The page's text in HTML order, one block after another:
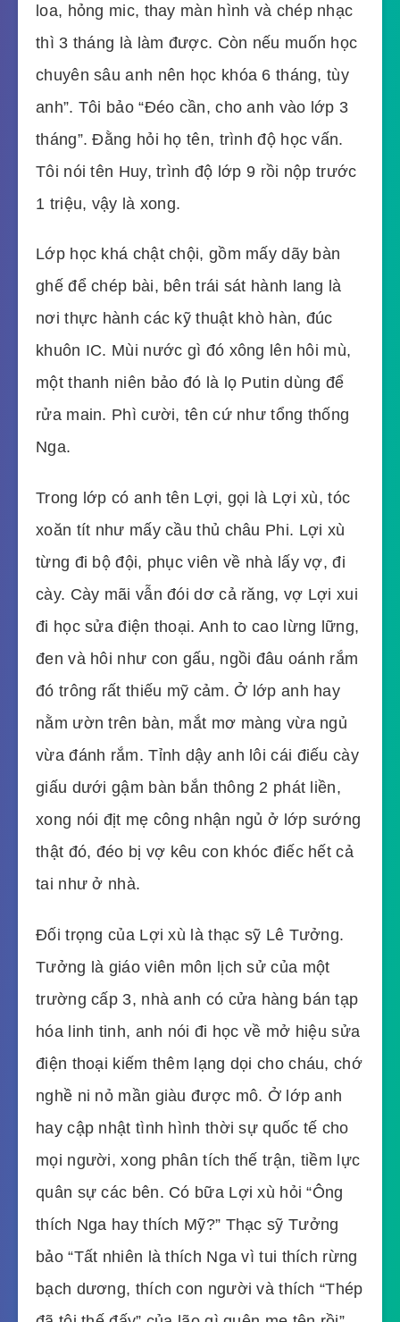
loa, hỏng mic, thay màn hình và chép nhạc
thì 3 tháng là làm được. Còn nếu muốn học
chuyên sâu anh nên học khóa 6 tháng, tùy
anh”. Tôi bảo “Đéo cần, cho anh vào lớp 3
tháng”. Đằng hỏi họ tên, trình độ học vấn.
Tôi nói tên Huy, trình độ lớp 9 rồi nộp trước
1 triệu, vậy là xong.
Lớp học khá chật chội, gồm mấy dãy bàn
ghế để chép bài, bên trái sát hành lang là
nơi thực hành các kỹ thuật khò hàn, đúc
khuôn IC. Mùi nước gì đó xông lên hôi mù,
một thanh niên bảo đó là lọ Putin dùng để
rửa main. Phì cười, tên cứ như tổng thống
Nga.
Trong lớp có anh tên Lợi, gọi là Lợi xù, tóc
xoăn tít như mấy cầu thủ châu Phi. Lợi xù
từng đi bộ đội, phục viên về nhà lấy vợ, đi
cày. Cày mãi vẫn đói dơ cả răng, vợ Lợi xui
đi học sửa điện thoại. Anh to cao lừng lững,
đen và hôi như con gấu, ngồi đâu oánh rắm
đó trông rất thiếu mỹ cảm. Ở lớp anh hay
nằm ườn trên bàn, mắt mơ màng vừa ngủ
vừa đánh rắm. Tỉnh dậy anh lôi cái điếu cày
giấu dưới gậm bàn bắn thông 2 phát liền,
xong nói địt mẹ công nhận ngủ ở lớp sướng
thật đó, đéo bị vợ kêu con khóc điếc hết cả
tai như ở nhà.
Đối trọng của Lợi xù là thạc sỹ Lê Tưởng.
Tưởng là giáo viên môn lịch sử của một
trường cấp 3, nhà anh có cửa hàng bán tạp
hóa linh tinh, anh nói đi học về mở hiệu sửa
điện thoại kiếm thêm lạng dọi cho cháu, chớ
nghề ni nỏ mần giàu được mô. Ở lớp anh
hay cập nhật tình hình thời sự quốc tế cho
mọi người, xong phân tích thế trận, tiềm lực
quân sự các bên. Có bữa Lợi xù hỏi “Ông
thích Nga hay thích Mỹ?” Thạc sỹ Tưởng
bảo “Tất nhiên là thích Nga vì tui thích rừng
bạch dương, thích con người và thích “Thép